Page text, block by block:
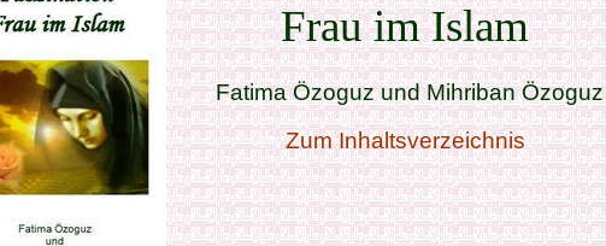
Frau im Islam
Fatima Özoguz und Mihriban Özoguz
Zum Inhaltsverzeichnis